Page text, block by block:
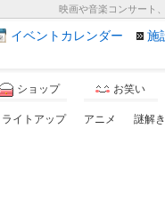
映画や音楽コンサート
イベント カレンダー 施
ショップ お笑い
ライトアップ アニメ 謎解き